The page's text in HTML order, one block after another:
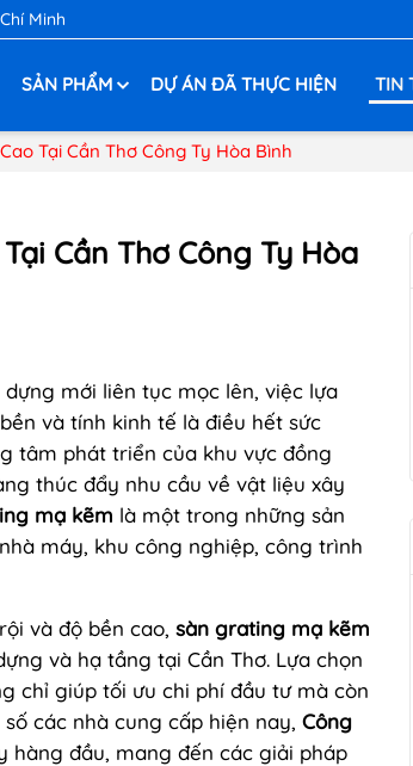
Minh
SẢN PHẨM DỰ ÁN ĐÃ THỰC HIỆN TIN
Tại Cần Thơ Công Ty Hòa Bình
Cần Thơ Công Ty Hòa
mới liên tục mọc lên, việc lựa
và tính kinh tế là điều hết sức
tâm phát triển của khu vực đồng
thúc đẩy nhu cầu về vật liệu xây
mạ kẽm là một trong những sản
máy, khu công nghiệp, công trình
và độ bền cao, sàn grating mạ kẽm
và hạ tầng tại Cần Thơ. Lựa chọn
chỉ giúp tối ưu chi phí đầu tư mà còn
các nhà cung cấp hiện nay, Công
đầu, mang đến các giải pháp